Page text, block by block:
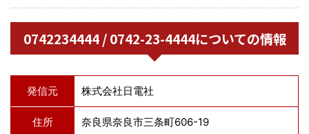
0742234444 / 0742-23-4444についての情報
発信元 株式会社日電社
住所 奈良県奈良市三条町606-19